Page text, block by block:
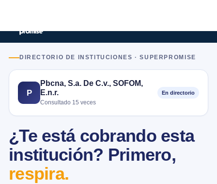
DIRECTORIO DE INSTITUCIONES · SUPERPROMISE
P
Pbcna, S.a. De C.v., SOFOM,
E.n.r.
Consultado 15 veces
En directorio
¿Te está cobrando esta
institución? Primero,
respira.